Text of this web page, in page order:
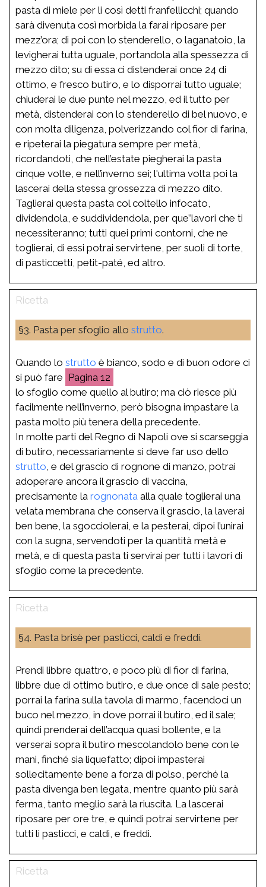
pasta di miele per li così detti franfellicchi; quando
sarà divenuta così morbida la farai riposare per
mezz’ora; di poi con lo stenderello, o laganatoio, la
levigherai tutta uguale, portandola alla spessezza di
mezzo dito; su di essa ci distenderai once 24 di
ottimo, e fresco butiro, e lo disporrai tutto uguale;
chiuderai le due punte nel mezzo, ed il tutto per
metà, distenderai con lo stenderello di bel nuovo, e
con molta diligenza, polverizzando col fior di farina,
e ripeterai la piegatura sempre per metà,
ricordandoti, che nell’estate piegherai la pasta
cinque volte, e nell’inverno sei; l'ultima volta poi la
lascerai della stessa grossezza di mezzo dito.
Taglierai questa pasta col coltello infocato,
dividendola, e suddividendola, per que’’lavori che ti
necessiteranno; tutti quei primi contorni, che ne
toglierai, di essi potrai servirtene, per suoli di torte,
di pasticcetti, petit-paté, ed altro.
§3. Pasta per sfoglio allo strutto.
Quando lo strutto è bianco, sodo e di buon odore ci
si può fare
12
lo sfoglio come quello al butiro; ma ciò riesce più
facilmente nell’inverno, però bisogna impastare la
pasta molto più tenera della precedente.
In molte parti del Regno di Napoli ove si scarseggia
di butiro, necessariamente si deve far uso dello
strutto , e del grascio di rognone di manzo, potrai
adoperare ancora il grascio di vaccina,
precisamente la rognonata alla quale toglierai una
velata membrana che conserva il grascio, la laverai
ben bene, la sgocciolerai, e la pesterai, dipoi l’unirai
con la sugna, servendoti per la quantità metà e
metà, e di questa pasta ti servirai per tutti i lavori di
sfoglio come la precedente.
§4. Pasta brisè per pasticci, caldi e freddi.
Prendi libbre quattro, e poco più di fior di farina,
libbre due di ottimo butiro, e due once di sale pesto;
porrai la farina sulla tavola di marmo, facendoci un
buco nel mezzo, in dove porrai il butiro, ed il sale;
quindi prenderai dell’acqua quasi bollente, e la
verserai sopra il butiro mescolandolo bene con le
mani, finché sia liquefatto; dipoi impasterai
sollecitamente bene a forza di polso, perché la
pasta divenga ben legata, mentre quanto più sarà
ferma, tanto meglio sarà la riuscita. La lascerai
riposare per ore tre, e quindi potrai servirtene per
tutti li pasticci, e caldi, e freddi.